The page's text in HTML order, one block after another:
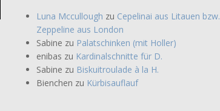
Luna Mccullough zu Cepelinai aus Litauen bzw.
Zeppeline aus London
Sabine zu Palatschinken (mit Holler)
enibas zu Kardinalschnitte für D.
Sabine zu Biskuitroulade à la H.
Bienchen zu Kürbisauflauf